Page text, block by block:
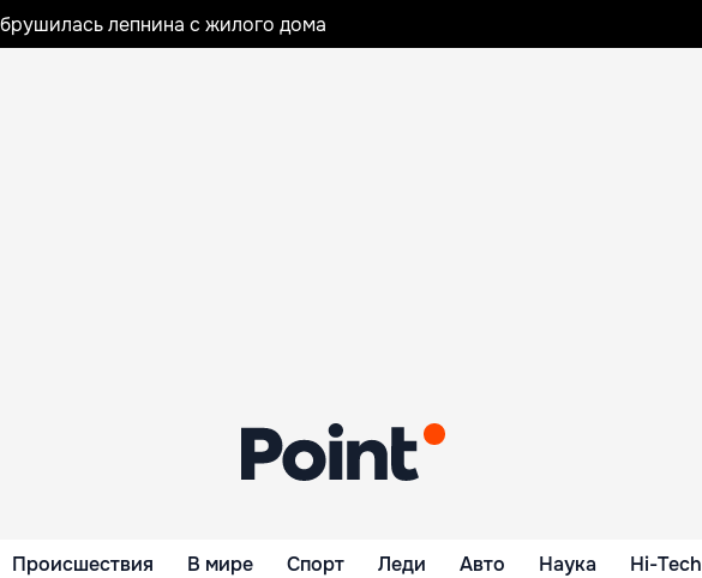
лепнина с жилого дома
Происшествия В мире Спорт Леди Авто Наука Hi-Tech